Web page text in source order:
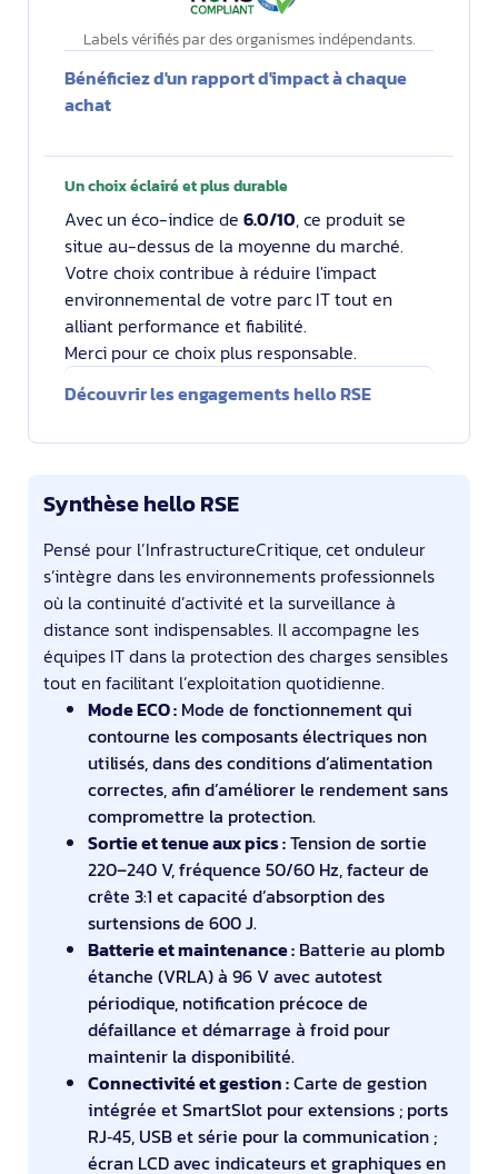
Labels vérifiés par des organismes indépendants.
Bénéficiez d'un rapport d'impact à chaque
achat
Un choix éclairé et plus durable
Avec un éco-indice de 6.0/10, ce produit se
situe au-dessus de la moyenne du marché.
Votre choix contribue à réduire l'impact
environnemental de votre parc IT tout en
alliant performance et fiabilité.
Merci pour ce choix plus responsable.
Découvrir les engagements hello RSE
Synthèse hello RSE
Pensé pour l’InfrastructureCritique, cet onduleur
s’intègre dans les environnements professionnels
où la continuité d’activité et la surveillance à
distance sont indispensables. Il accompagne les
équipes IT dans la protection des charges sensibles
tout en facilitant l’exploitation quotidienne.
Mode ECO : Mode de fonctionnement qui
contourne les composants électriques non
utilisés, dans des conditions d’alimentation
correctes, afin d’améliorer le rendement sans
compromettre la protection.
Sortie et tenue aux pics :Tension de sortie
220–240 V, fréquence 50/60 Hz, facteur de
crête 3:1 et capacité d’absorption des
surtensions de 600 J.
Batterie et maintenance : Batterie au plomb
étanche (VRLA) à 96 V avec autotest
périodique, notification précoce de
défaillance et démarrage à froid pour
maintenir la disponibilité.
Connectivité et gestion :Carte de gestion
intégrée et SmartSlot pour extensions ; ports
RJ‑45, USB et série pour la communication ;
écran LCD avec indicateurs et graphiques en